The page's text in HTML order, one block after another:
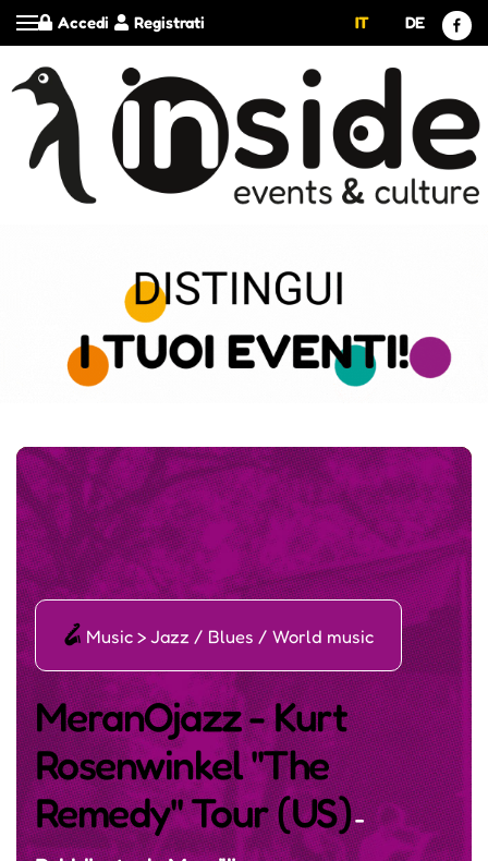
Registrati
Accedi IT DE
ī Music > Jazz / Blues / World music
MeranOjazz - Kurt
Rosenwinkel "The
Remedy" Tour (US)-